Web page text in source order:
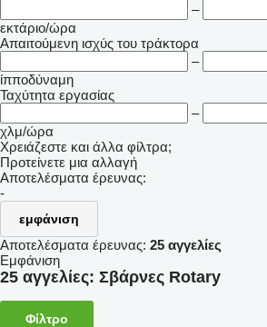
–
εκτάριο/ώρα
Απαιτούμενη ισχύς του τράκτορα
–
ίπποδύναμη
Ταχύτητα εργασίας
–
χλμ/ώρα
Χρειάζεστε και άλλα φίλτρα;
Προτείνετε μια αλλαγή
Αποτελέσματα έρευνας:
-
εμφάνιση
Αποτελέσματα έρευνας: 25 αγγελίες
Εμφάνιση
25 αγγελίες: Σβάρνες Rotary
Φίλτρο